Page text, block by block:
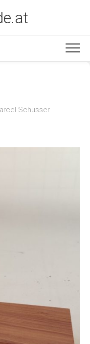
Schusser